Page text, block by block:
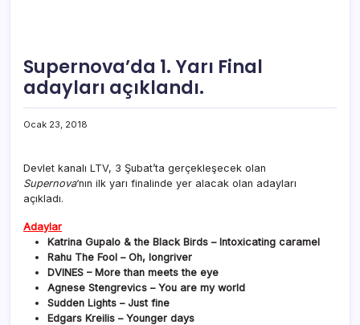
Supernova’da 1. Yarı Final
adayları açıklandı.
Ocak 23, 2018
Devlet kanalı LTV, 3 Şubat’ta gerçekleşecek olan
Supernova‘nın ilk yarı finalinde yer alacak olan adayları
açıkladı.
Adaylar
Katrina Gupalo & the Black Birds – Intoxicating caramel
Rahu The Fool – Oh, longriver
DVINES – More than meets the eye
Agnese Stengrevics – You are my world
Sudden Lights – Just fine
Edgars Kreilis – Younger days